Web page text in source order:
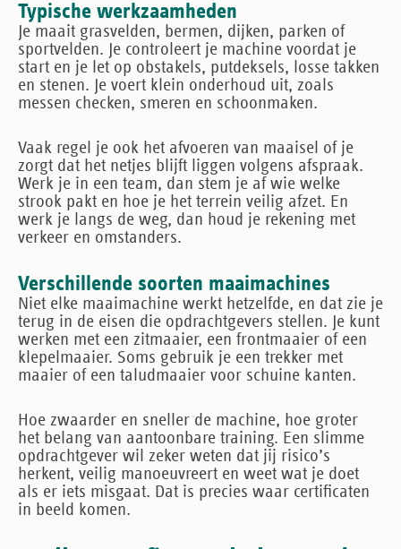
Typische werkzaamheden
Je maait grasvelden, bermen, dijken, parken of
sportvelden. Je controleert je machine voordat je
start en je let op obstakels, putdeksels, losse takken
en stenen. Je voert klein onderhoud uit, zoals
messen checken, smeren en schoonmaken.
Vaak regel je ook het afvoeren van maaisel of je
zorgt dat het netjes blijft liggen volgens afspraak.
Werk je in een team, dan stem je af wie welke
strook pakt en hoe je het terrein veilig afzet. En
werk je langs de weg, dan houd je rekening met
verkeer en omstanders.
Verschillende soorten maaimachines
Niet elke maaimachine werkt hetzelfde, en dat zie je
terug in de eisen die opdrachtgevers stellen. Je kunt
werken met een zitmaaier, een frontmaaier of een
klepelmaaier. Soms gebruik je een trekker met
maaier of een taludmaaier voor schuine kanten.
Hoe zwaarder en sneller de machine, hoe groter
het belang van aantoonbare training. Een slimme
opdrachtgever wil zeker weten dat jij risico’s
herkent, veilig manoeuvreert en weet wat je doet
als er iets misgaat. Dat is precies waar certificaten
in beeld komen.